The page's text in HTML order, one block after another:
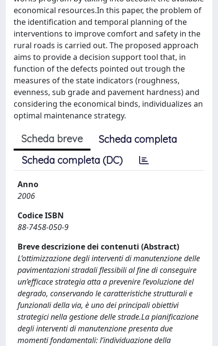
economical resources.In this paper, the problem of
the identification and temporal planning of the
interventions to improve comfort and safety in the
rural roads is carried out. The proposed approach
aims to provide a decision support tool that, in
function of the defects pointed out trough the
measures of the state indicators (roughness,
evenness, sub grade and pavement hardness) and
considering the economical binds, individualizes an
optimal maintenance strategy.
Scheda breve
Scheda completa
Scheda completa (DC)
Anno
2006
Codice ISBN
88-7458-050-9
Breve descrizione dei contenuti (Abstract)
L’ottimizzazione degli interventi di manutenzione delle
pavimentazioni stradali flessibili al fine di conseguire
un’efficace strategia atta a prevenire l’evoluzione del
degrado, conservando le caratteristiche strutturali e
funzionali della via, è uno dei principali obiettivi
strategici nella gestione delle strade.La pianificazione
degli interventi di manutenzione presenta due
momenti fondamentali: l’individuazione della